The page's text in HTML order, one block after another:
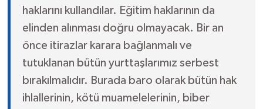
haklarını kullandılar. Eğitim haklarının da
elinden alınması doğru olmayacak. Bir an
önce itirazlar karara bağlanmalı ve
tutuklanan bütün yurttaşlarımız serbest
bırakılmalıdır. Burada baro olarak bütün hak
ihlallerinin, kötü muamelelerinin, biber